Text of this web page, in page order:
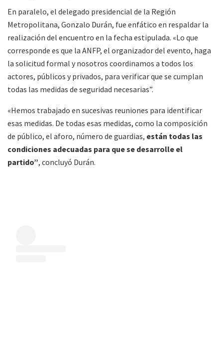
En paralelo, el delegado presidencial de la Región
Metropolitana, Gonzalo Durán, fue enfático en respaldar la
realización del encuentro en la fecha estipulada. «Lo que
corresponde es que la ANFP, el organizador del evento, haga
la solicitud formal y nosotros coordinamos a todos los
actores, públicos y privados, para verificar que se cumplan
todas las medidas de seguridad necesarias”.
«Hemos trabajado en sucesivas reuniones para identificar
esas medidas. De todas esas medidas, como la composición
de público, el aforo, número de guardias, están todas las
condiciones adecuadas para que se desarrolle el
partido”, concluyó Durán.